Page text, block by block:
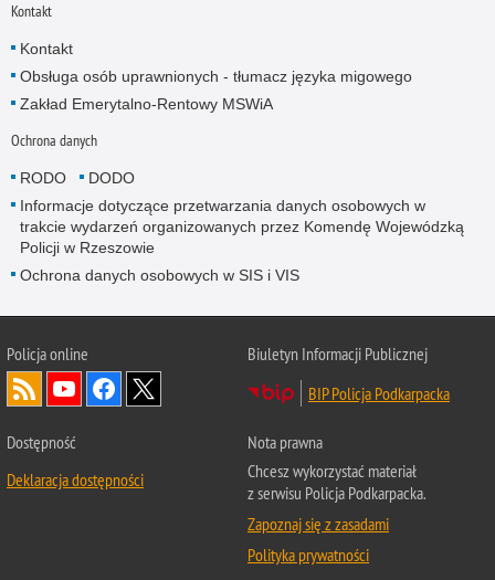
Kontakt
Kontakt
Obsługa osób uprawnionych - tłumacz języka migowego
Zakład Emerytalno-Rentowy MSWiA
Ochrona danych
RODO
DODO
Informacje dotyczące przetwarzania danych osobowych w
trakcie wydarzeń organizowanych przez Komendę Wojewódzką
Policji w Rzeszowie
Ochrona danych osobowych w SIS i VIS
Policja online
Biuletyn Informacji Publicznej
BIP Policja Podkarpacka
Dostępność
Deklaracja dostępności
Nota prawna
Chcesz wykorzystać materiał
z serwisu Policja Podkarpacka.
Zapoznaj się z zasadami
Polityka prywatności